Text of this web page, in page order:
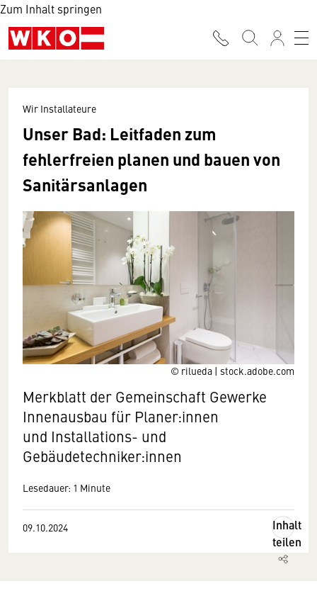
Zum Inhalt springen
© rilueda | stock.adobe.com
Wir Installateure
Unser Bad: Leitfaden zum
fehlerfreien planen und bauen von
Sanitärsanlagen
Merkblatt der Gemeinschaft Gewerke
Innenausbau für Planer:innen
und Installations- und
Gebäudetechniker:innen
Lesedauer: 1 Minute
09.10.2024
Inhalt
teilen